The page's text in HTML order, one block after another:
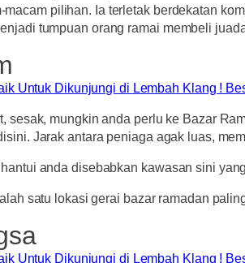
pilihan. Ia terletak berdekatan
tumpuan orang ramai membeli
mungkin anda perlu ke Bazar
Jarak antara peniaga agak luas,
anda disebabkan kawasan sini
satu lokasi gerai bazar ramadan